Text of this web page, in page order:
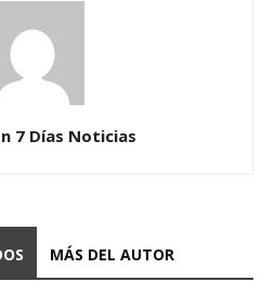
7 Días Noticias
MÁS DEL AUTOR